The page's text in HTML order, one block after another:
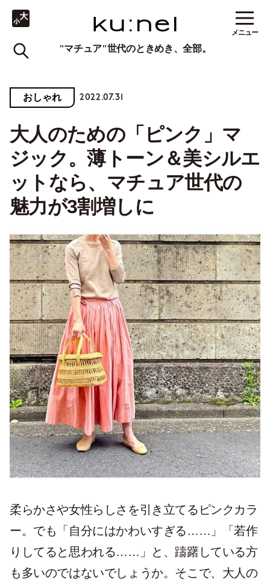
"マチュア"世代のときめき、全部。
メニュー
おしゃれ 2022.07.31
大人のための「ピンク」マ
ジック。薄トーン＆美シルエ
ットなら、マチュア世代の
魅力が3割増しに
柔らかさや女性らしさを引き立てるピンクカラ
ー。でも「自分にはかわいすぎる……」「若作
りしてると思われる……」と、躊躇している方
も多いのではないでしょうか。そこで、大人の